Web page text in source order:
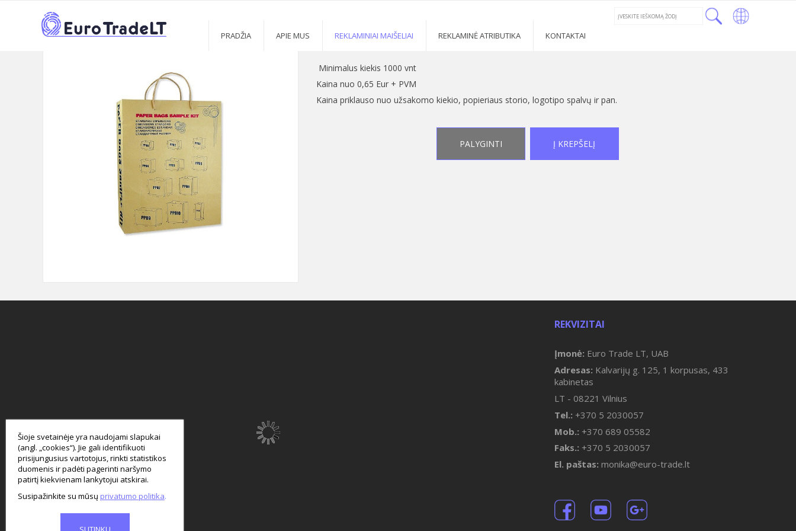
PRADŽIA APIE MUS REKLAMINIAI MAIŠELIAI REKLAMINĖ ATRIBUTIKA KONTAKTAI
PRADŽIA ←
4
Minimalus kiekis 1000 vnt
Kaina nuo 0,65 Eur + PVM
Kaina priklauso nuo užsakomo kiekio, popieriaus storio, logotipo spalvų ir pan.
REKVIZITAI
Įmonė: Euro Trade LT, UAB
Adresas: Kalvarijų g. 125, 1 korpusas, 433
kabinetas
LT - 08221 Vilnius
Tel.: +370 5 2030057
Mob.: +370 689 05582
Faks.: +370 5 2030057
El. paštas: monika@euro-trade.lt
Šioje svetainėje yra naudojami slapukai
(angl. „cookies“). Jie gali identifikuoti
prisijungusius vartotojus, rinkti statistikos
duomenis ir padėti pagerinti naršymo
patirtį kiekvienam lankytojui atskirai.
Susipažinkite su mūsų privatumo politika